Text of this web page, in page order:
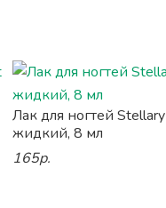
Лак для ногтей Stellary
жидкий, 8 мл
165р.